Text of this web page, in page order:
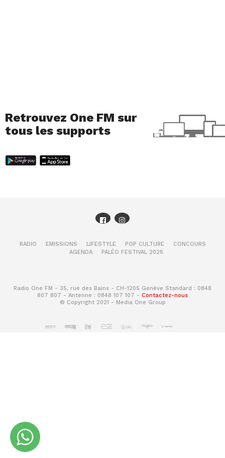
Retrouvez One FM sur
tous les supports
RADIO EMISSIONS LIFESTYLE POP CULTURE
CONCOURS
AGENDA
PALÉO FESTIVAL 2026
Radio One FM - 35, rue des Bains - CH-1205 Genève Standard : 0848
807 807 - Antenne : 0848 107 107 - Contactez-nous
© Copyright 2021 - Media One Group